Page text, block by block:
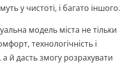
у чистоті, і багато іншого.
модель міста не тільки
технологічність і
а й дасть змогу розрахувати